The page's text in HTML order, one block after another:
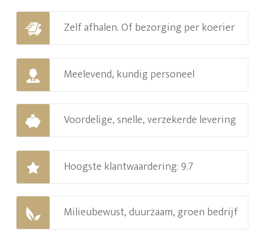
Zelf afhalen. Of bezorging per koerier
Meelevend, kundig personeel
Voordelige, snelle, verzekerde levering
Hoogste klantwaardering: 9.7
Milieubewust, duurzaam, groen bedrijf